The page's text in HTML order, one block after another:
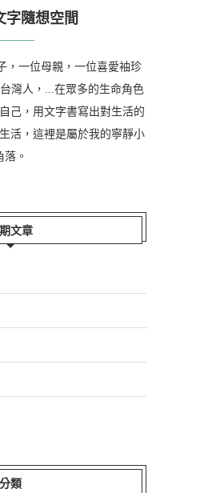
字隨想空間
，一位母親，一位喜愛袖珍
灣人，...在眾多的生命角色
己，用文字書寫出對生活的
活，這裡是屬於我的寧靜小
落。
文章
分類